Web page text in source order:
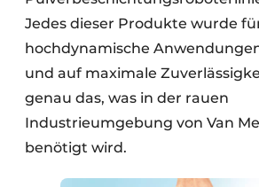
Jedes dieser Produkte wurde
hochdynamische
und auf maximale
genau das, was in der rauen
Industrieumgebung von Van
benötigt wird.